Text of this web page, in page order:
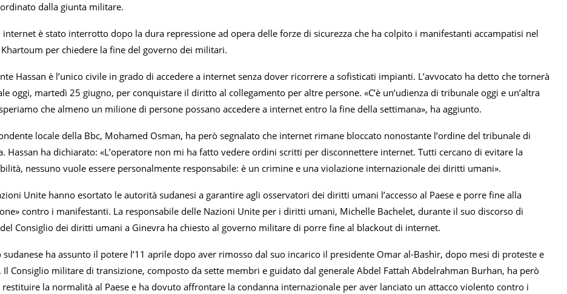
dalla giunta militare.
internet è stato interrotto dopo la dura repressione ad opera delle forze di sicurezza che ha colpito i manifestanti accampatisi nel
per chiedere la fine del governo dei militari.
Hassan è l’unico civile in grado di accedere a internet senza dover ricorrere a sofisticati impianti. L’avvocato ha detto che tornerà
oggi, martedì 25 giugno, per conquistare il diritto al collegamento per altre persone. «C’è un’udienza di tribunale oggi e un’altra
che almeno un milione di persone possano accedere a internet entro la fine della settimana», ha aggiunto.
locale della Bbc, Mohamed Osman, ha però segnalato che internet rimane bloccato nonostante l’ordine del tribunale di
Hassan ha dichiarato: «L’operatore non mi ha fatto vedere ordini scritti per disconnettere internet. Tutti cercano di evitare la
nessuno vuole essere personalmente responsabile: è un crimine e una violazione internazionale dei diritti umani».
Unite hanno esortato le autorità sudanesi a garantire agli osservatori dei diritti umani l’accesso al Paese e porre fine alla
contro i manifestanti. La responsabile delle Nazioni Unite per i diritti umani, Michelle Bachelet, durante il suo discorso di
Consiglio dei diritti umani a Ginevra ha chiesto al governo militare di porre fine al blackout di internet.
sudanese ha assunto il potere l’11 aprile dopo aver rimosso dal suo incarico il presidente Omar al-Bashir, dopo mesi di proteste e
Consiglio militare di transizione, composto da sette membri e guidato dal generale Abdel Fattah Abdelrahman Burhan, ha però
la normalità al Paese e ha dovuto affrontare la condanna internazionale per aver lanciato un attacco violento contro i